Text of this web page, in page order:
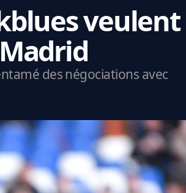
veulent
des négociations avec